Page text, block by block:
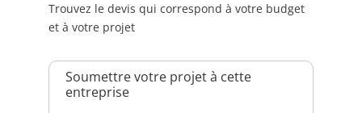
Trouvez le devis qui correspond à votre budget
et à votre projet
Soumettre votre projet à cette
entreprise